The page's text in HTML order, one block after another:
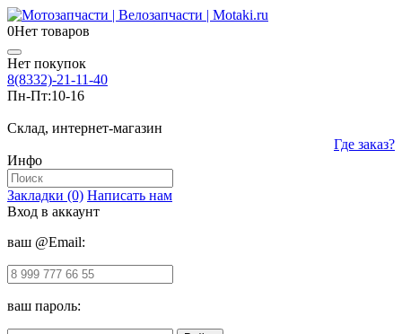
0Нет товаров
Нет покупок
8(8332)-21-11-40
Пн-Пт:10-16
Склад, интернет-магазин
Где заказ?
Инфо
Закладки (0) Написать нам
Вход в аккаунт
ваш @Email:
ваш пароль: